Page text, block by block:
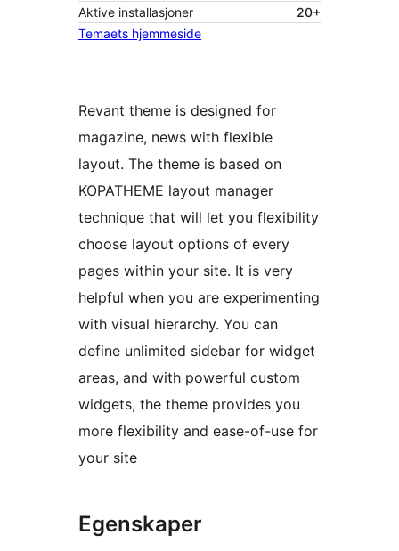
Aktive installasjoner
20+
Temaets hjemmeside
Revant theme is designed for
magazine, news with flexible
layout. The theme is based on
KOPATHEME layout manager
technique that will let you flexibility
choose layout options of every
pages within your site. It is very
helpful when you are experimenting
with visual hierarchy. You can
define unlimited sidebar for widget
areas, and with powerful custom
widgets, the theme provides you
more flexibility and ease-of-use for
your site
Egenskaper